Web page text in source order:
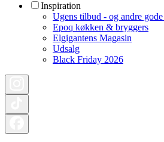
Inspiration
Ugens tilbud - og andre
Epoq køkken & bryggers
Elgigantens Magasin
Udsalg
Black Friday 2026